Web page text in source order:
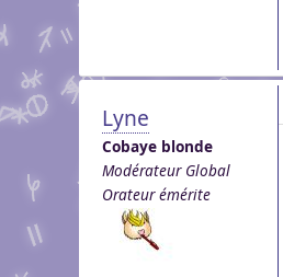
Lyne
Cobaye blonde
Modérateur Global
Orateur émérite